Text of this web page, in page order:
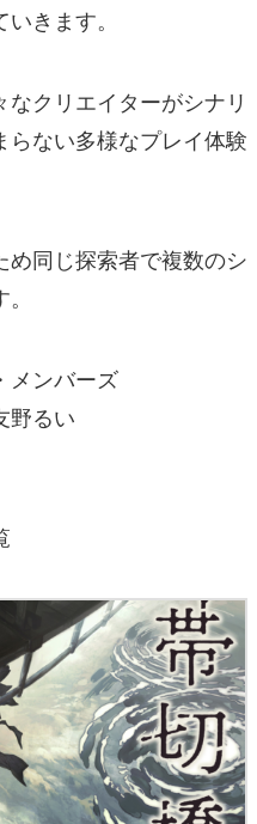
きます。
クリエイターがシナリ
ない多様なプレイ体験
同じ探索者で複数のシ
メンバーズ
野るい